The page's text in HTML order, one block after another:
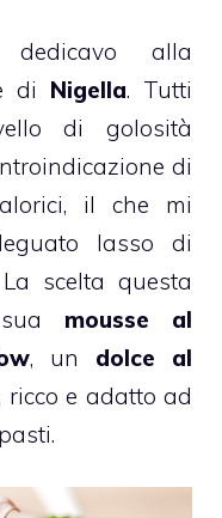
alla
di Nigella. Tutti
di golosità
di
il che mi
lasso di
scelta questa
mousse al
, un dolce al
e adatto ad